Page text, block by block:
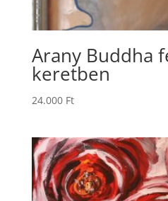
Arany Buddha
keretben
24.000 Ft